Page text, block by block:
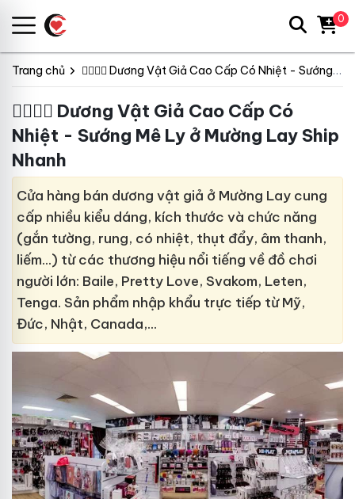
Trang chủ 👩‍❤️‍💋‍👨 Dương Vật Giả Cao Cấp Có Nhiệt - Sướng Mê Ly
👩‍❤️‍💋‍👨 Dương Vật Giả Cao Cấp Có
Nhiệt - Sướng Mê Ly ở Mường Lay Ship
Nhanh
Cửa hàng bán dương vật giả ở Mường Lay cung
cấp nhiều kiểu dáng, kích thước và chức năng
(gắn tường, rung, có nhiệt, thụt đẩy, âm thanh,
liếm…) từ các thương hiệu nổi tiếng về đồ chơi
người lớn: Baile, Pretty Love, Svakom, Leten,
Tenga. Sản phẩm nhập khẩu trực tiếp từ Mỹ,
Đức, Nhật, Canada,…
0